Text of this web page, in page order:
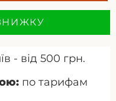
- від 500 грн.
по тарифам